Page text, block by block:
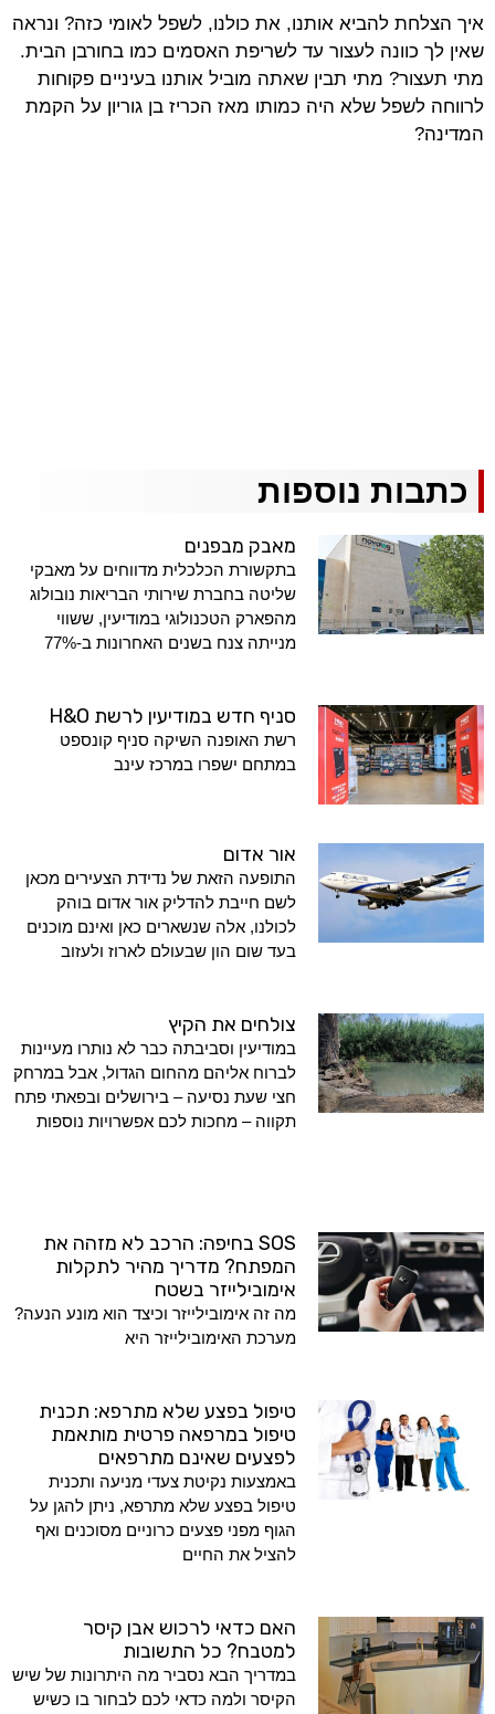
איך הצלחת להביא אותנו, את כולנו, לשפל לאומי כזה? ונראה
שאין לך כוונה לעצור עד לשריפת האסמים כמו בחורבן הבית.
מתי תעצור? מתי תבין שאתה מוביל אותנו בעיניים פקוחות
לרווחה לשפל שלא היה כמותו מאז הכריז בן גוריון על הקמת
המדינה?
כתבות נוספות
מאבק מבפנים
בתקשורת הכלכלית מדווחים על מאבקי
שליטה בחברת שירותי הבריאות נובולוג
מהפארק הטכנולוגי במודיעין, ששווי
מנייתה צנח בשנים האחרונות ב-77%
סניף חדש במודיעין לרשת H&O
רשת האופנה השיקה סניף קונספט
במתחם ישפרו במרכז עינב
אור אדום
התופעה הזאת של נדידת הצעירים מכאן
לשם חייבת להדליק אור אדום בוהק
לכולנו, אלה שנשארים כאן ואינם מוכנים
בעד שום הון שבעולם לארוז ולעזוב
צולחים את הקיץ
במודיעין וסביבתה כבר לא נותרו מעיינות
לברוח אליהם מהחום הגדול, אבל במרחק
חצי שעת נסיעה – בירושלים ובפאתי פתח
תקווה – מחכות לכם אפשרויות נוספות
SOS בחיפה: הרכב לא מזהה את
המפתח? מדריך מהיר לתקלות
אימובילייזר בשטח
מה זה אימובילייזר וכיצד הוא מונע הנעה?
מערכת האימובילייזר היא
טיפול בפצע שלא מתרפא: תכנית
טיפול במרפאה פרטית מותאמת
לפצעים שאינם מתרפאים
באמצעות נקיטת צעדי מניעה ותכנית
טיפול בפצע שלא מתרפא, ניתן להגן על
הגוף מפני פצעים כרוניים מסוכנים ואף
להציל את החיים
האם כדאי לרכוש אבן קיסר
למטבח? כל התשובות
במדריך הבא נסביר מה היתרונות של שיש
הקיסר ולמה כדאי לכם לבחור בו כשיש